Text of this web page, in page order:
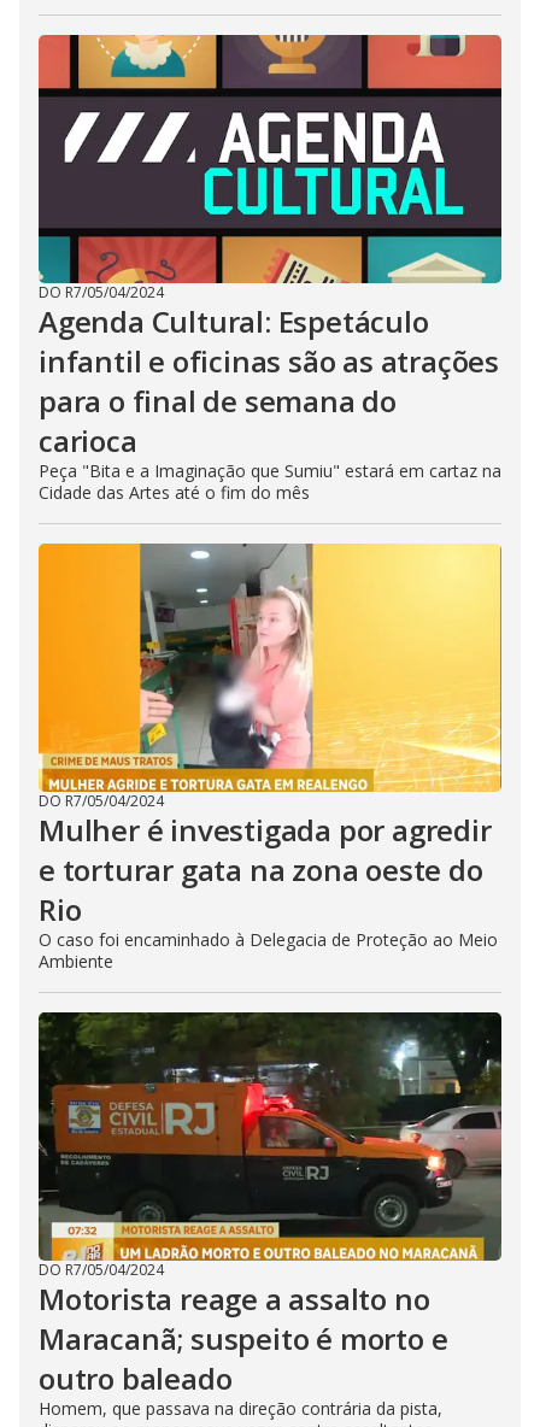
DO R7/05/04/2024
Agenda Cultural: Espetáculo
infantil e oficinas são as atrações
para o final de semana do
carioca
Peça "Bita e a Imaginação que Sumiu" estará em cartaz na
Cidade das Artes até o fim do mês
DO R7/05/04/2024
Mulher é investigada por agredir
e torturar gata na zona oeste do
Rio
O caso foi encaminhado à Delegacia de Proteção ao Meio
Ambiente
DO R7/05/04/2024
Motorista reage a assalto no
Maracanã; suspeito é morto e
outro baleado
Homem, que passava na direção contrária da pista,